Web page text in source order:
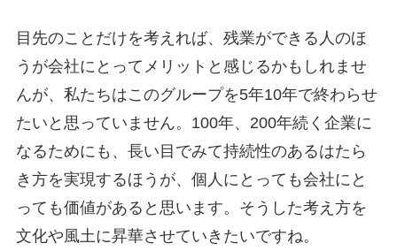
目先のことだけを考えれば、残業ができる人のほ
うが会社にとってメリットと感じるかもしれませ
んが、私たちはこのグループを5年10年で終わらせ
たいと思っていません。100年、200年続く企業に
なるためにも、長い目でみて持続性のあるはたら
き方を実現するほうが、個人にとっても会社にと
っても価値があると思います。そうした考え方を
文化や風土に昇華させていきたいですね。